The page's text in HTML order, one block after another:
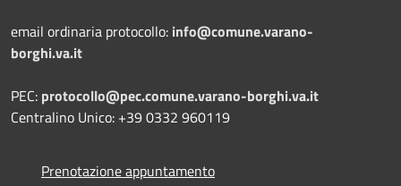
email ordinaria protocollo: info@comune.varano-
borghi.va.it
PEC: protocollo@pec.comune.varano-borghi.va.it
Centralino Unico: +39 0332 960119
Prenotazione appuntamento